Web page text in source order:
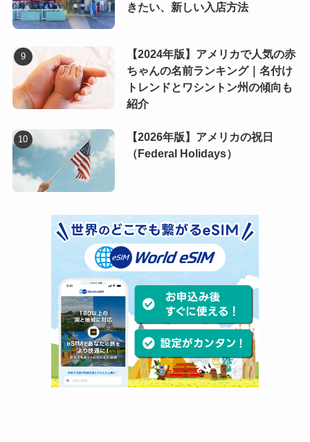
きたい、新しい入店方法
【2024年版】アメリカで人気の赤
ちゃんの名前ランキング｜名付け
トレンドとワシントン州の傾向も
紹介
【2026年版】アメリカの祝日
（Federal Holidays）